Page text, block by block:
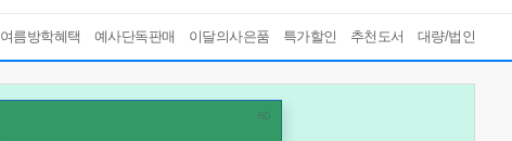
여름방학혜택 예사단독판매 이달의사은품 특가할인 추천도서 대량/법인